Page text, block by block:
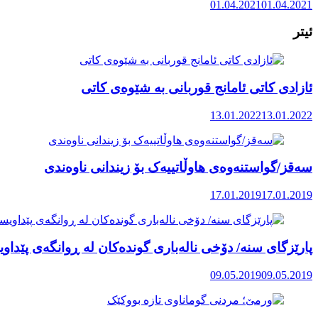
01.04.202101.04.2021
ئیتر
ئازادی کاتی ئامانج قوربانی بە شێوەی کاتی
13.01.202213.01.2022
سەقز/گواستنەوەی هاوڵاتییەک بۆ زیندانی ناوەندی
17.01.201917.01.2019
پارێزگای سنە/ دۆخی نالەباری گوندەکان لە ڕوانگەی
09.05.201909.05.2019